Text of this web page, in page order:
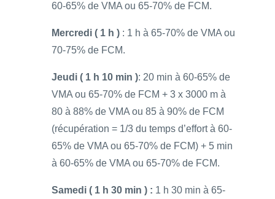
60-65% de VMA ou 65-70% de FCM.
Mercredi ( 1 h ) : 1 h à 65-70% de VMA ou
70-75% de FCM.
Jeudi ( 1 h 10 min ): 20 min à 60-65% de
VMA ou 65-70% de FCM + 3 x 3000 m à
80 à 88% de VMA ou 85 à 90% de FCM
(récupération = 1/3 du temps d’effort à 60-
65% de VMA ou 65-70% de FCM) + 5 min
à 60-65% de VMA ou 65-70% de FCM.
Samedi ( 1 h 30 min ) : 1 h 30 min à 65-